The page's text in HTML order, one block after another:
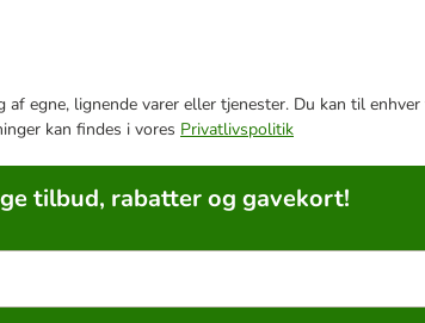
egne, lignende varer eller tjenester. Du kan til
kan findes i vores Privatlivspolitik
tilbud, rabatter og gavekort!